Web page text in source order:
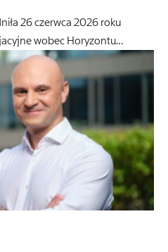
26 czerwca 2026 roku
wobec Horyzontu…